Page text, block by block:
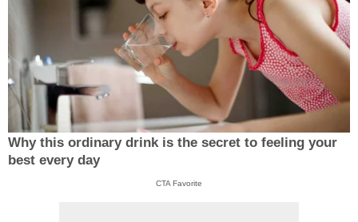
Why this ordinary drink is the secret to feeling your
best every day
CTA Favorite